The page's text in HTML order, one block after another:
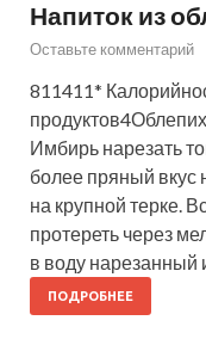
Напиток из
Оставьте комментарий
811411*
Имбирь нарезать
более пряный вкус
на крупной терке.
протереть через
в воду
ПОДРОБНЕЕ